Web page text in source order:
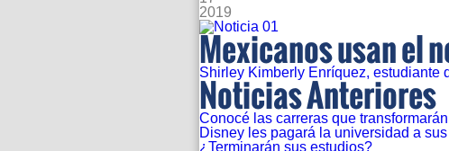
2019
Mexicanos usan el
Shirley Kimberly Enríquez, estudiante
Noticias Anteriores
Conocé las carreras que
Disney les pagará la universidad a
¿Terminarán sus estudios?